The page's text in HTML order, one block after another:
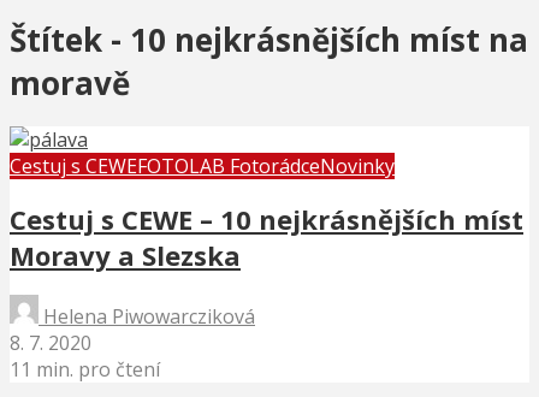
Štítek - 10 nejkrásnějších míst na
moravě
Cestuj s CEWEFOTOLAB FotorádceNovinky
Cestuj s CEWE – 10 nejkrásnějších míst
Moravy a Slezska
Helena Piwowarcziková
8. 7. 2020
11 min. pro čtení